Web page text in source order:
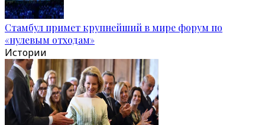
Стамбул примет крупнейший в мире форум по
«нулевым отходам»
Истории